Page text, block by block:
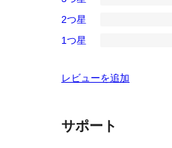
レ
ビ
ー
4-
星
レ
ュ
3-
星
ビ
2-
レ
ュ
ー
2つ星
星
ビ
1つ星
レビューを追加
サポート